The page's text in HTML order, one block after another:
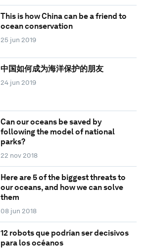
This is how China can be a friend to
ocean conservation
25 jun 2019
中国如何成为海洋保护的朋友
24 jun 2019
Can our oceans be saved by
following the model of national
parks?
22 nov 2018
Here are 5 of the biggest threats to
our oceans, and how we can solve
them
08 jun 2018
12 robots que podrían ser decisivos
para los océanos